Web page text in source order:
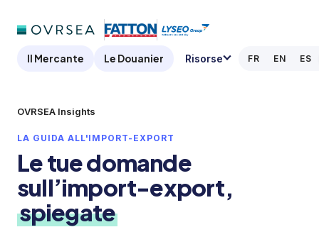
Il Mercante Le Douanier Risorse FR EN ES
OVRSEA Insights
LA GUIDA ALL'IMPORT-EXPORT
Le tue domande
sull’import-export,
spiegate